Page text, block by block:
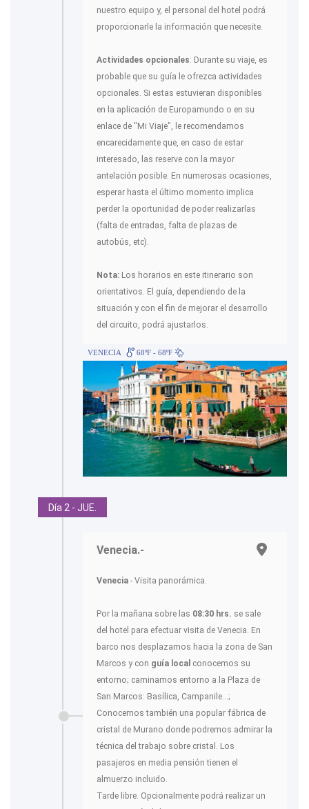
nuestro equipo y, el personal del hotel podrá
proporcionarle la información que necesite.
Actividades opcionales: Durante su viaje, es
probable que su guía le ofrezca actividades
opcionales. Si estas estuvieran disponibles
en la aplicación de Europamundo o en su
enlace de "Mi Viaje", le recomendamos
encarecidamente que, en caso de estar
interesado, las reserve con la mayor
antelación posible. En numerosas ocasiones,
esperar hasta el último momento implica
perder la oportunidad de poder realizarlas
(falta de entradas, falta de plazas de
autobús, etc).
Nota: Los horarios en este itinerario son
orientativos. El guía, dependiendo de la
situación y con el fin de mejorar el desarrollo
del circuito, podrá ajustarlos.
VENECIA 68ºF - 68ºF
Día 2 - JUE.
Venecia.-
Venecia - Visita panorámica.
Por la mañana sobre las 08:30 hrs. se sale
del hotel para efectuar visita de Venecia. En
barco nos desplazamos hacia la zona de San
Marcos y con guía local conocemos su
entorno; caminamos entorno a la Plaza de
San Marcos: Basílica, Campanile...;
Conocemos también una popular fábrica de
cristal de Murano donde podremos admirar la
técnica del trabajo sobre cristal. Los
pasajeros en media pensión tienen el
almuerzo incluido.
Tarde libre. Opcionalmente podrá realizar un